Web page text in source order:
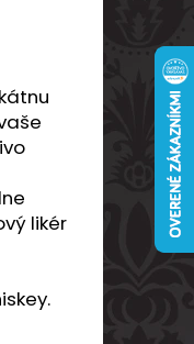
likér